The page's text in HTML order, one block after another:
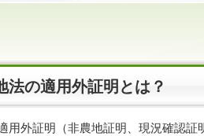
法の適用外証明とは？
用外証明（非農地証明、現況確認証